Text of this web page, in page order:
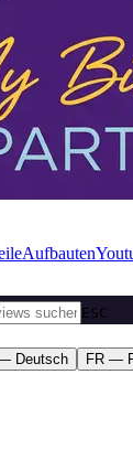
Aufbauten
ESC
Deutsch FR —